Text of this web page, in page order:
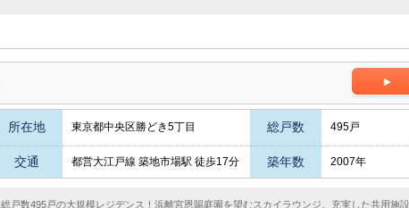
所在地 東京都中央区勝どき5丁目 総戸数 495戸
交通 都営大江戸線 築地市場駅 徒歩17分 築年数 2007年
総戸数495戸の大規模レジデンス！浜離宮恩賜庭園を望むスカイラウンジ。充実した共用施